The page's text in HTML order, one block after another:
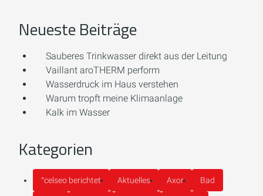
Neueste Beiträge
Sauberes Trinkwasser direkt aus der Leitung
Vaillant aroTHERM perform
Wasserdruck im Haus verstehen
Warum tropft meine Klimaanlage
Kalk im Wasser
Kategorien
°celseo berichtet Aktuelles Axor Bad